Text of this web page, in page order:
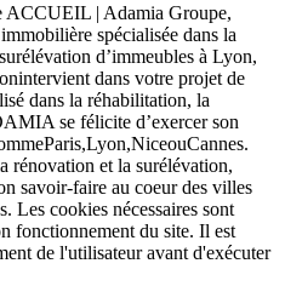
ACCUEIL | Adamia Groupe,
spécialisée dans la
d’immeubles à Lyon,
dans votre projet de
dans la réhabilitation, la
se félicite d’exercer son
rénovation et la surélévation,
savoir-faire au coeur des villes
Les cookies nécessaires sont
fonctionnement du site. Il est
de l'utilisateur avant d'exécuter